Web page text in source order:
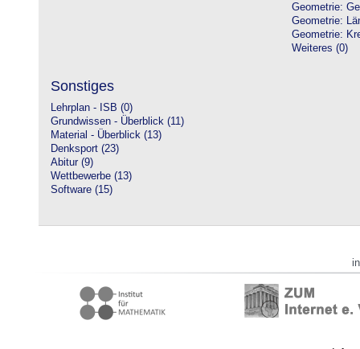
Geometrie:
Geometrie:
Geometrie:
Weiteres (0)
Sonstiges
Lehrplan - ISB (0)
Grundwissen - Überblick (11)
Material - Überblick (13)
Denksport (23)
Abitur (9)
Wettbewerbe (13)
Software (15)